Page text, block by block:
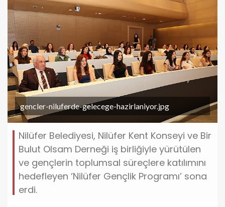
gencler-niluferde-gelecege-hazirlaniyor.jpg
Nilüfer Belediyesi, Nilüfer Kent Konseyi ve Bir
Bulut Olsam Derneği iş birliğiyle yürütülen
ve gençlerin toplumsal süreçlere katılımını
hedefleyen ‘Nilüfer Gençlik Programı’ sona
erdi.